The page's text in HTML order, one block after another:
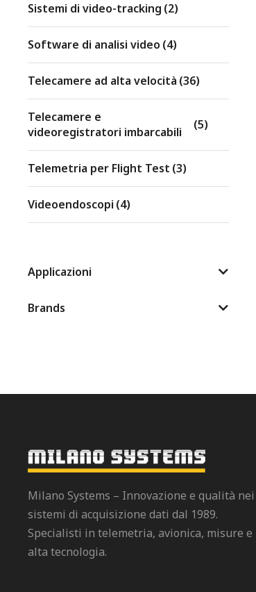
Sistemi di video-tracking (2)
Software di analisi video (4)
Telecamere ad alta velocità (36)
Telecamere e
videoregistratori imbarcabili
(5)
Telemetria per Flight Test (3)
Videoendoscopi (4)
Applicazioni
Brands
Milano Systems – Innovazione e qualità nei
sistemi di acquisizione dati dal 1989.
Specialisti in telemetria, avionica, misure e
alta tecnologia.